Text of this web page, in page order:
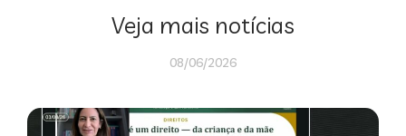
Veja mais notícias
08/06/2026